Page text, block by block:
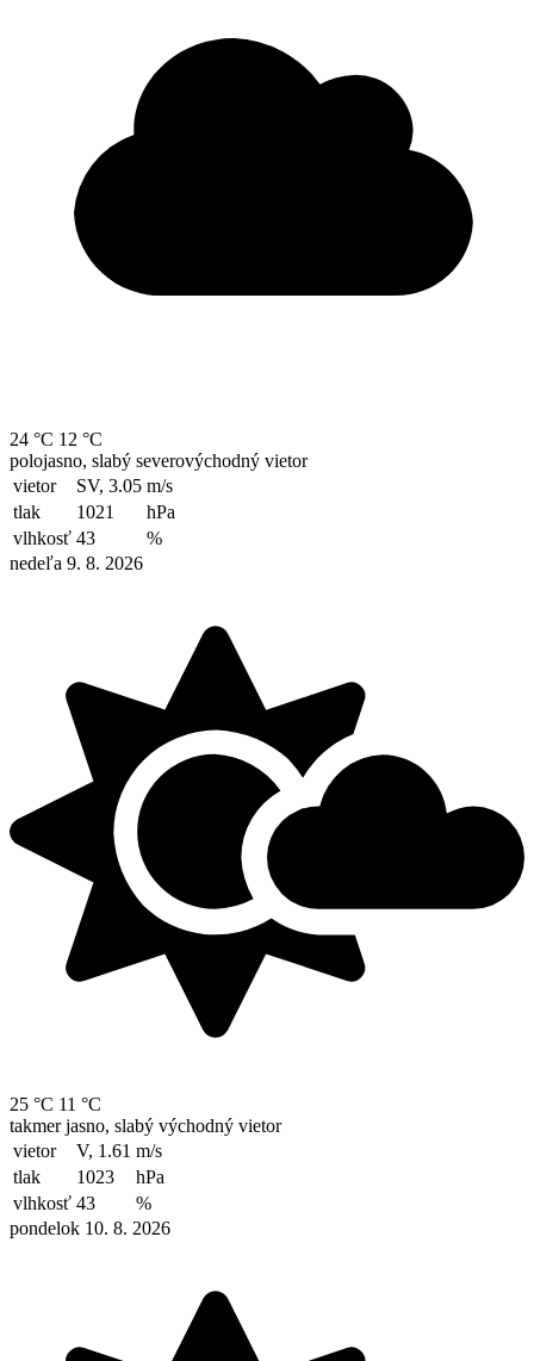
24 °C 12 °C
polojasno, slabý severovýchodný vietor
vietor
SV, 3.05 m/s
tlak
1021
hPa
vlhkosť 43
%
nedeľa 9. 8. 2026
25 °C 11 °C
takmer jasno, slabý východný vietor
vietor
V, 1.61 m/s
tlak
1023
hPa
vlhkosť 43
%
pondelok 10. 8. 2026